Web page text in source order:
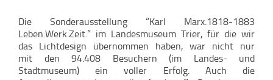
Die Sonderausstellung “Karl Marx.1818-1883
Leben.Werk.Zeit.” im Landesmuseum Trier, für die wir
das Lichtdesign übernommen haben, war nicht nur
mit den 94.408 Besuchern (im Landes- und
Stadtmuseum) ein voller Erfolg. Auch die